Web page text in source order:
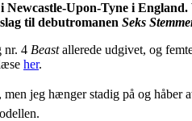
Upon-Tyne i
til debutromanen Seks
nr. 4 Beastallerede udgivet, og
her.
men jeg hænger stadig på og